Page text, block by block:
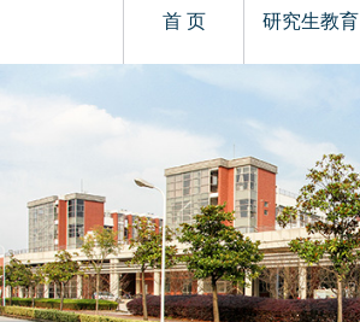
首 页 研究生教育